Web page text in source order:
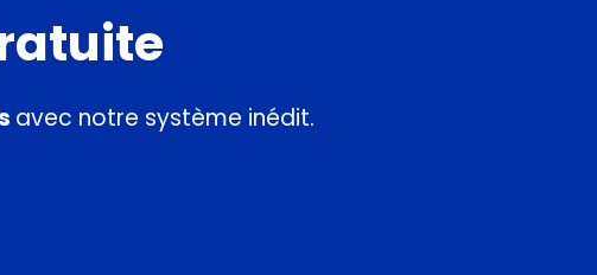
avec notre système inédit.